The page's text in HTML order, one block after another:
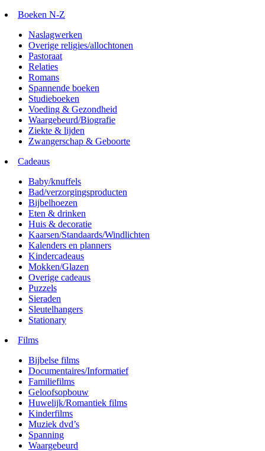
Boeken N-Z
Naslagwerken
Overige religies/allochtonen
Pastoraat
Relaties
Romans
Spannende boeken
Studieboeken
Voeding & Gezondheid
Waargebeurd/Biografie
Ziekte & lijden
Zwangerschap & Geboorte
Cadeaus
Baby/knuffels
Bad/verzorgingsproducten
Bijbelhoezen
Eten & drinken
Huis & decoratie
Kaarsen/Standaards/Windlichten
Kalenders en planners
Kindercadeaus
Mokken/Glazen
Overige cadeaus
Puzzels
Sieraden
Sleutelhangers
Stationary
Films
Bijbelse films
Documentaires/Informatief
Familiefilms
Geloofsopbouw
Huwelijk/Romantiek films
Kinderfilms
Muziek dvd’s
Spanning
Waargebeurd